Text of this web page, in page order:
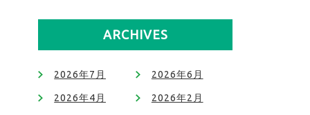
ARCHIVES
2026年7月 2026年6月
2026年4月 2026年2月